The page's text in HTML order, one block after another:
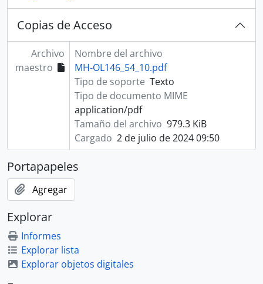
Copias de Acceso
Archivo
maestro
Nombre del archivo
MH-OL146_54_10.pdf
Tipo de soporte Texto
Tipo de documento MIME
application/pdf
Tamaño del archivo 979.3 KiB
Cargado 2 de julio de 2024 09:50
Portapapeles
Agregar
Explorar
Informes
Explorar lista
Explorar objetos digitales